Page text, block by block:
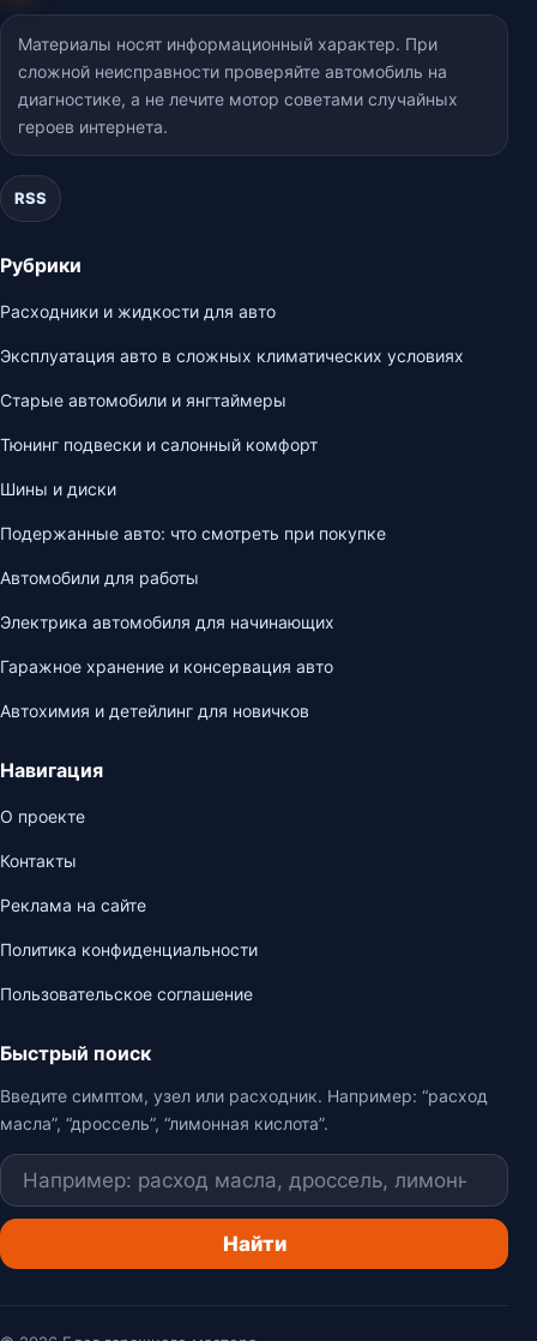
Материалы носят информационный характер. При
сложной неисправности проверяйте автомобиль на
диагностике, а не лечите мотор советами случайных
героев интернета.
RSS
Рубрики
Расходники и жидкости для авто
Эксплуатация авто в сложных климатических условиях
Старые автомобили и янгтаймеры
Тюнинг подвески и салонный комфорт
Шины и диски
Подержанные авто: что смотреть при покупке
Автомобили для работы
Электрика автомобиля для начинающих
Гаражное хранение и консервация авто
Автохимия и детейлинг для новичков
Навигация
О проекте
Контакты
Реклама на сайте
Политика конфиденциальности
Пользовательское соглашение
Быстрый поиск
Введите симптом, узел или расходник. Например: “расход
масла”, “дроссель”, “лимонная кислота”.
Поиск
Найти